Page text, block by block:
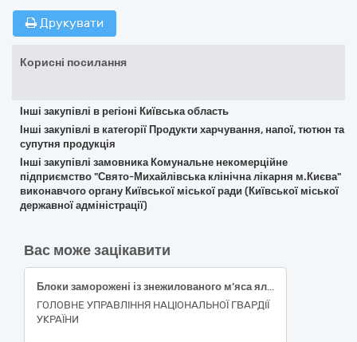
Друкувати
Корисні посилання
Інші закупівлі в регіоні Київська область
Інші закупівлі в категорії Продукти харчування, напої, тютюн та
супутня продукція
Інші закупівлі замовника Комунальне некомерційне
підприємство "Свято-Михайлівська клінічна лікарня м.Києва"
виконавчого органу Київської міської ради (Київської міської
державної адміністрації)
Вас може зацікавити
Блоки заморожені із знежилованого м’яса яловичини І сорту
ГОЛОВНЕ УПРАВЛІННЯ НАЦІОНАЛЬНОЇ ГВАРДІЇ
УКРАЇНИ